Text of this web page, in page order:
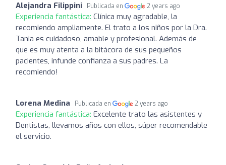
Alejandra Filippini Publicada en 2 years ago
Experiencia fantástica: Clínica muy agradable, la
recomiendo ampliamente. El trato a los niños por la Dra.
Tania es cuidadoso, amable y profesional. Además de
que es muy atenta a la bitácora de sus pequeños
pacientes, infunde confianza a sus padres. La
recomiendo!
Lorena Medina Publicada en 2 years ago
Experiencia fantástica: Excelente trato las asistentes y
Dentistas, llevamos años con ellos, súper recomendable
el servicio.